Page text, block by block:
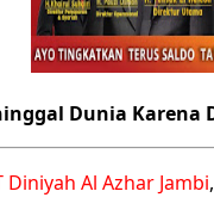
Dunia Karena
Diniyah Al Azhar Jambi